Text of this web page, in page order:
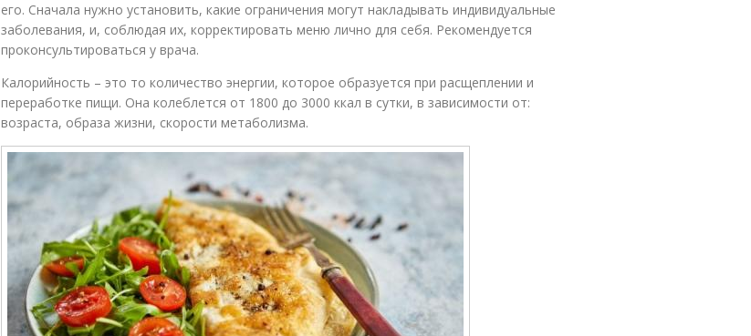
его. Сначала нужно установить, какие ограничения могут накладывать индивидуальные
заболевания, и, соблюдая их, корректировать меню лично для себя. Рекомендуется
проконсультироваться у врача.
Калорийность – это то количество энергии, которое образуется при расщеплении и
переработке пищи. Она колеблется от 1800 до 3000 ккал в сутки, в зависимости от:
возраста, образа жизни, скорости метаболизма.